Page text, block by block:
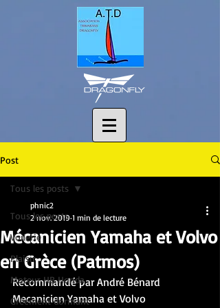
Post
Tous les posts
Voilerie
Plaisir
Moteur HB Honda
Gréement dormant
Tous les posts
Mécanicien Yamaha et Volvo
en Grèce (Patmos)
phnic2
2 nov. 2019 1 min de lecture
Recommandé par André Bénard
Mecanicien Yamaha et Volvo